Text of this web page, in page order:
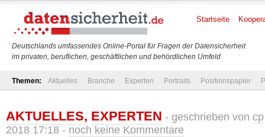
Deutschlands umfassendes Online-Portal für Fragen der Datensicherheit
im privaten, beruflichen, geschäftlichen und behördlichen Umfeld
Startseite
Themen: Aktuelles Branche Experten Portraits Positionspapier
AKTUELLES, EXPERTEN - geschrieben von cp
2018 17:18 - noch keine Kommentare